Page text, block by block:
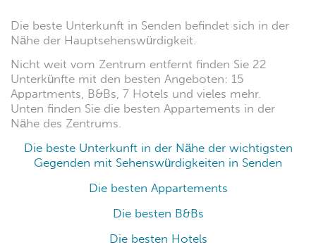
Die beste Unterkunft in Senden befindet sich in der
Nähe der Hauptsehenswürdigkeit.
Nicht weit vom Zentrum entfernt finden Sie 22
Unterkünfte mit den besten Angeboten: 15
Appartments, B&Bs, 7 Hotels und vieles mehr.
Unten finden Sie die besten Appartements in der
Nähe des Zentrums.
Die beste Unterkunft in der Nähe der wichtigsten
Gegenden mit Sehenswürdigkeiten in Senden
Die besten Appartements
Die besten B&Bs
Die besten Hotels